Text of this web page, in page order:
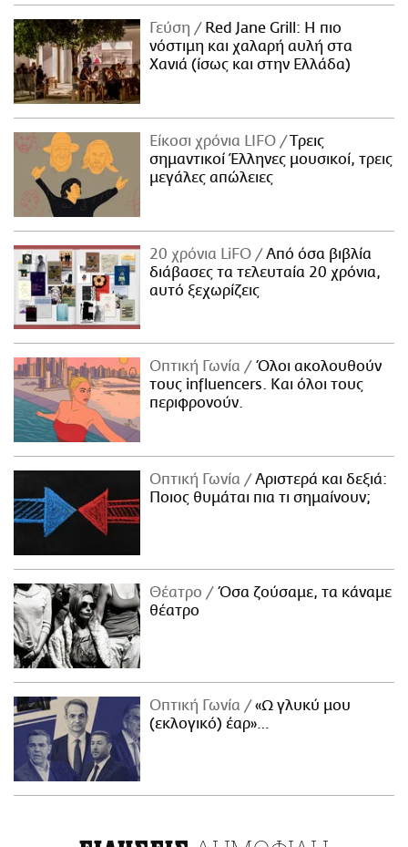
Γεύση
Red Jane Grill: Η πιο
νόστιμη και χαλαρή αυλή στα
Χανιά (ίσως και στην Ελλάδα)
Είκοσι χρόνια LIFO
Tρεις
σημαντικοί Έλληνες μουσικοί, τρεις
μεγάλες απώλειες
20 χρόνια LiFO
Από όσα βιβλία
διάβασες τα τελευταία 20 χρόνια,
αυτό ξεχωρίζεις
Οπτική Γωνία
Όλοι ακολουθούν
τους influencers. Και όλοι τους
περιφρονούν.
Οπτική Γωνία
Αριστερά και δεξιά:
Ποιος θυμάται πια τι σημαίνουν;
Θέατρο
Όσα ζούσαμε, τα κάναμε
θέατρο
Οπτική Γωνία
«Ω γλυκύ μου
(εκλογικό) έαρ»…